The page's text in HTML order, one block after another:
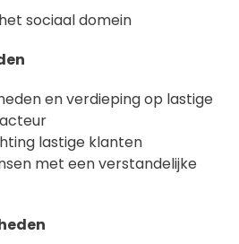
sociaal domein
en verdieping op lastige
lastige klanten
met een verstandelijke